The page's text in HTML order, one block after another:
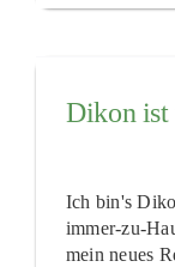
Dikon ist
Ich bin's
immer-zu-
mein neues